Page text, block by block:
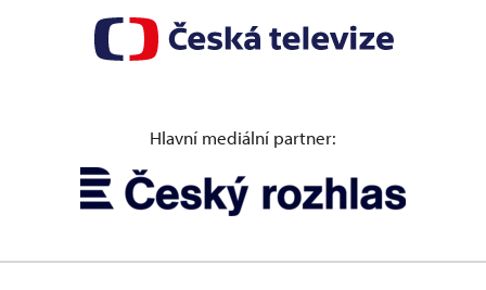
Hlavní mediální partner: